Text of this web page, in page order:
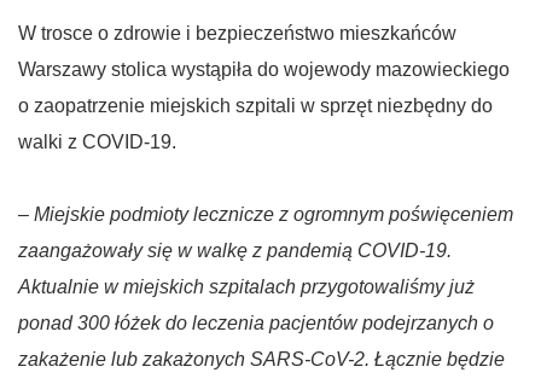
W trosce o zdrowie i bezpieczeństwo mieszkańców
Warszawy stolica wystąpiła do wojewody mazowieckiego
o zaopatrzenie miejskich szpitali w sprzęt niezbędny do
walki z COVID-19.
– Miejskie podmioty lecznicze z ogromnym poświęceniem
zaangażowały się w walkę z pandemią COVID-19.
Aktualnie w miejskich szpitalach przygotowaliśmy już
ponad 300 łóżek do leczenia pacjentów podejrzanych o
zakażenie lub zakażonych SARS-CoV-2. Łącznie będzie